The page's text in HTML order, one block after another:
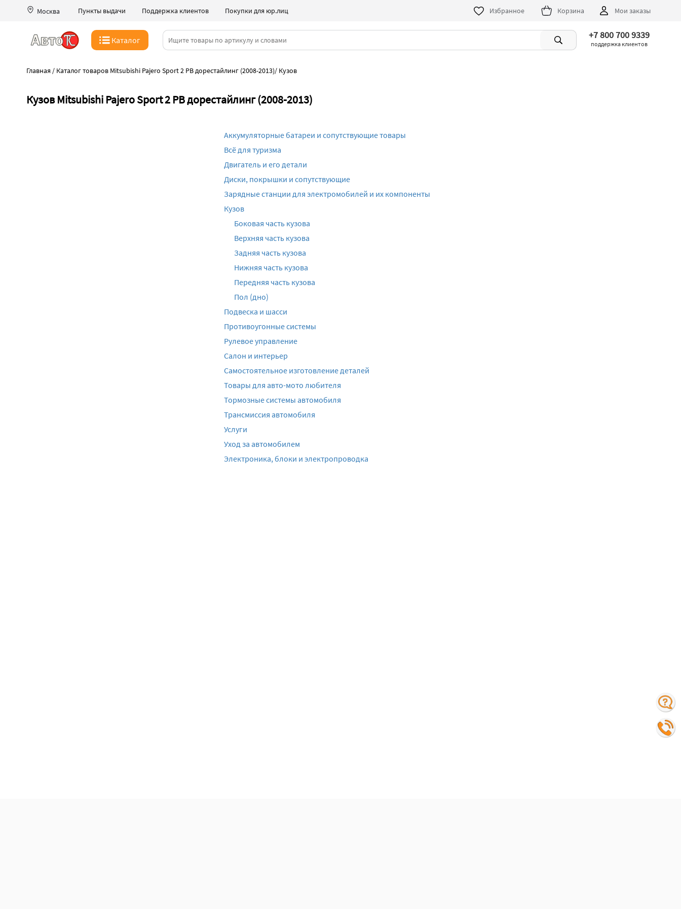
Москва Пункты выдачи Поддержка клиентов Покупки для юр.лиц Избранное Корзина Мои заказы
Каталог +7 800 700 9339
поддержка клиентов
Главная / Каталог товаров Mitsubishi Pajero Sport 2 PB дорестайлинг (2008-2013)/ Кузов
Кузов Mitsubishi Pajero Sport 2 PB дорестайлинг (2008-2013)
Аккумуляторные батареи и сопутствующие товары
Всё для туризма
Двигатель и его детали
Диски, покрышки и сопутствующие
Зарядные станции для электромобилей и их компоненты
Кузов
Боковая часть кузова
Верхняя часть кузова
Задняя часть кузова
Нижняя часть кузова
Передняя часть кузова
Пол (дно)
Подвеска и шасси
Противоугонные системы
Рулевое управление
Салон и интерьер
Самостоятельное изготовление деталей
Товары для авто-мото любителя
Тормозные системы автомобиля
Трансмиссия автомобиля
Услуги
Уход за автомобилем
Электроника, блоки и электропроводка